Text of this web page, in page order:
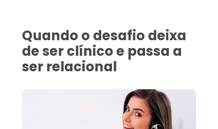
Quando o desafio deixa
de ser clínico e passa a
ser relacional